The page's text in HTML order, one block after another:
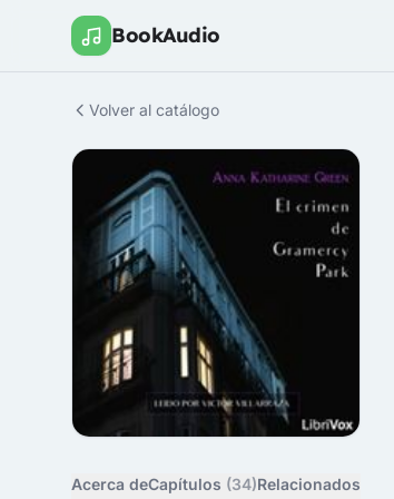
BookAudio
Volver al catálogo
Acerca deCapítulos (34)Relacionados